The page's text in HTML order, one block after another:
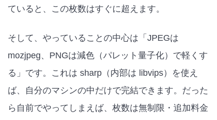
ていると、この枚数はすぐに超えます。
そして、やっていることの中心は「JPEGは
mozjpeg、PNGは減色（パレット量子化）で軽くす
る」です。これは sharp（内部は libvips）を使え
ば、自分のマシンの中だけで完結できます。だった
ら自前でやってしまえば、枚数は無制限・追加料金